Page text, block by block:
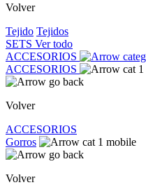
Volver
Tejido Tejidos
SETS Ver todo
ACCESORIOS
ACCESORIOS
Volver
ACCESORIOS
Gorros
Volver